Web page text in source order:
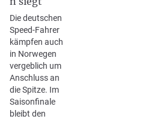
Die deutschen
Speed-Fahrer
kämpfen auch
in Norwegen
vergeblich um
Anschluss an
die Spitze. Im
Saisonfinale
bleibt den